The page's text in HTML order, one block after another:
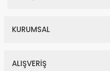
KURUMSAL
ALIŞVERİŞ